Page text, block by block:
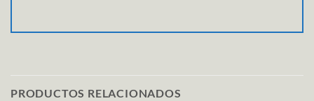
PRODUCTOS RELACIONADOS